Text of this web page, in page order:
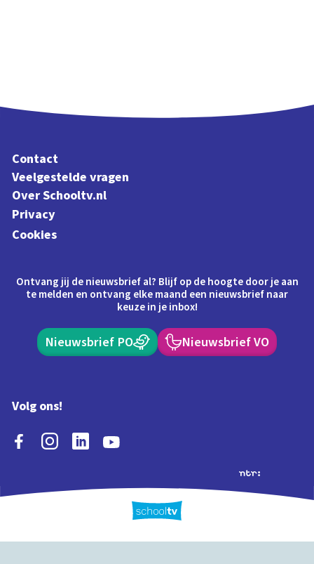
Contact
Veelgestelde vragen
Over Schooltv.nl
Privacy
Cookies
Ontvang jij de nieuwsbrief al? Blijf op de hoogte door je aan
te melden en ontvang elke maand een nieuwsbrief naar
keuze in je inbox!
Nieuwsbrief PO Nieuwsbrief VO
Volg ons!